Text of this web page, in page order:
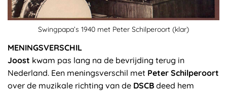
Swingpapa’s 1940 met Peter Schilperoort (klar)
MENINGSVERSCHIL
Joost kwam pas lang na de bevrijding terug in
Nederland. Een meningsverschil met Peter Schilperoort
over de muzikale richting van de DSCB deed hem